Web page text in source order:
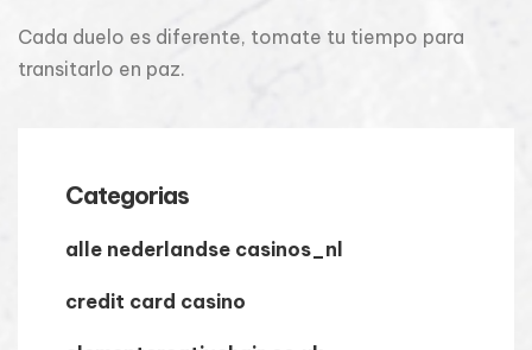
Cada duelo es diferente, tomate tu tiempo para
transitarlo en paz.
Categorias
alle nederlandse casinos_nl
credit card casino